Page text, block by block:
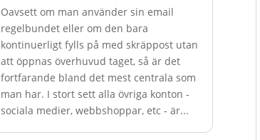
Oavsett om man använder sin email
regelbundet eller om den bara
kontinuerligt fylls på med skräppost utan
att öppnas överhuvud taget, så är det
fortfarande bland det mest centrala som
man har. I stort sett alla övriga konton -
sociala medier, webbshoppar, etc - är...